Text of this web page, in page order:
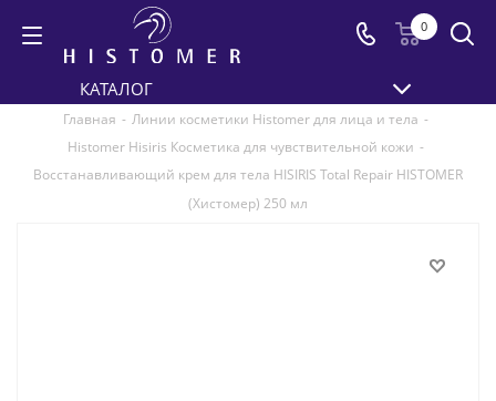
0
КАТАЛОГ
Главная - Линии косметики Histomer для лица и тела -
Histomer Hisiris Косметика для чувствительной кожи -
Восстанавливающий крем для тела HISIRIS Total Repair HISTOMER
(Хистомер) 250 мл